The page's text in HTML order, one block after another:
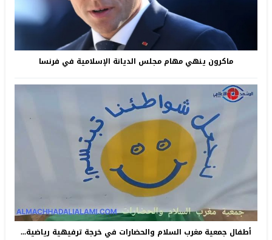
ماكرون ينهي مهام مجلس الديانة الإسلامية في فرنسا
أطفال جمعية مغرب السلام والحضارات في خرجة ترفيهية رياضية...